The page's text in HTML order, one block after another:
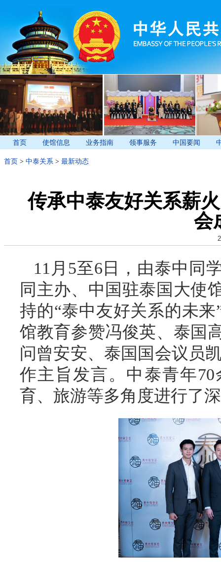
首页 使馆信息 业务指南 领事服务 中国要闻
首页 > 中泰关系 > 最新动态
传承中泰友好关系薪
会
11月5至6日，由泰中同
同主办、中国驻泰国大使
持的“泰中友好关系的未
馆教育参赞冯俊英、泰国
问曾安安、泰国国会议员
作主旨发言。中泰青年
育、旅游等多角度进行了